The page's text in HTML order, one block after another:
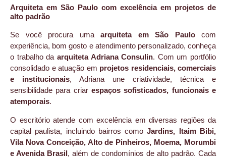
Arquiteta em São Paulo com excelência em projetos de
alto padrão
Se você procura uma arquiteta em São Paulocom
experiência, bom gosto e atendimento personalizado, conheça
o trabalho da arquiteta Adriana Consulin. Com um portfólio
consolidado e atuação em projetos residenciais, comerciais
e institucionais, Adriana une criatividade, técnica e
sensibilidade para criar espaços sofisticados, funcionais e
atemporais.
O escritório atende com excelência em diversas regiões da
capital paulista, incluindo bairros comoJardins, Itaim Bibi,
Vila Nova Conceição, Alto de Pinheiros, Moema, Morumbi
e Avenida Brasil, além de condomínios de alto padrão. Cada